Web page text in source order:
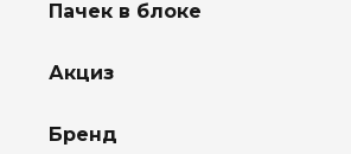
Пачек в блоке
Акциз
Бренд